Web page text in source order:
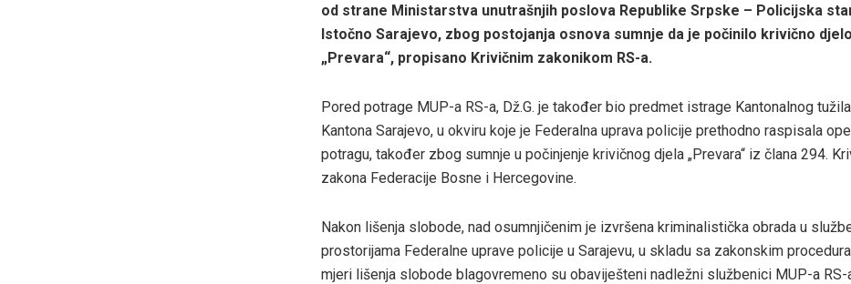
od strane Ministarstva unutrašnjih poslova Republike Srpske – Policijska
Istočno Sarajevo, zbog postojanja osnova sumnje da je počinilo krivično djelo
„Prevara“, propisano Krivičnim zakonikom RS-a.
Pored potrage MUP-a RS-a, Dž.G. je također bio predmet istrage Kantonalnog
Kantona Sarajevo, u okviru koje je Federalna uprava policije prethodno raspisala
potragu, također zbog sumnje u počinjenje krivičnog djela „Prevara“ iz člana 294.
zakona Federacije Bosne i Hercegovine.
Nakon lišenja slobode, nad osumnjičenim je izvršena kriminalistička obrada u
prostorijama Federalne uprave policije u Sarajevu, u skladu sa zakonskim
mjeri lišenja slobode blagovremeno su obaviješteni nadležni službenici MUP-a RS-